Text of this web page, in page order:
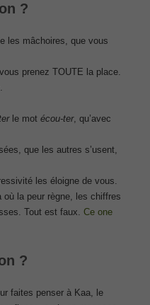
?
les mâchoires, que vous
prenez TOUTE la place.
le mot écou-ter, qu’avec
que les autres s’usent,
les éloigne de vous.
la peur règne, les chiffres
Tout est faux. Ce one
?
faites penser à Kaa, le